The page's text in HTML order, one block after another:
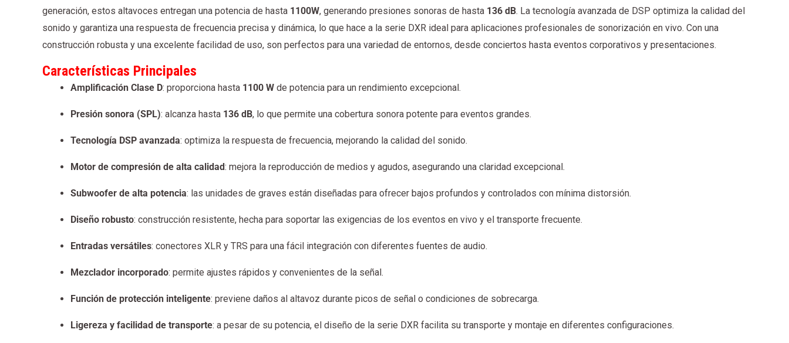
generación, estos altavoces entregan una potencia de hasta 1100W, generando presiones sonoras de hasta 136 dB. La tecnología avanzada de DSP optimiza la calidad del
sonido y garantiza una respuesta de frecuencia precisa y dinámica, lo que hace a la serie DXR ideal para aplicaciones profesionales de sonorización en vivo. Con una
construcción robusta y una excelente facilidad de uso, son perfectos para una variedad de entornos, desde conciertos hasta eventos corporativos y presentaciones.
Características Principales
Amplificación Clase D: proporciona hasta 1100 W de potencia para un rendimiento excepcional.
Presión sonora (SPL): alcanza hasta 136 dB, lo que permite una cobertura sonora potente para eventos grandes.
Tecnología DSP avanzada: optimiza la respuesta de frecuencia, mejorando la calidad del sonido.
Motor de compresión de alta calidad: mejora la reproducción de medios y agudos, asegurando una claridad excepcional.
Subwoofer de alta potencia: las unidades de graves están diseñadas para ofrecer bajos profundos y controlados con mínima distorsión.
Diseño robusto: construcción resistente, hecha para soportar las exigencias de los eventos en vivo y el transporte frecuente.
Entradas versátiles: conectores XLR y TRS para una fácil integración con diferentes fuentes de audio.
Mezclador incorporado: permite ajustes rápidos y convenientes de la señal.
Función de protección inteligente: previene daños al altavoz durante picos de señal o condiciones de sobrecarga.
Ligereza y facilidad de transporte: a pesar de su potencia, el diseño de la serie DXR facilita su transporte y montaje en diferentes configuraciones.